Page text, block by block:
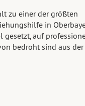
zu einer der größten
in
gesetzt, auf
bedroht sind aus der